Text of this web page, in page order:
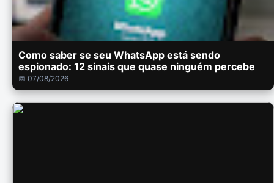
Como saber se seu WhatsApp está sendo
espionado: 12 sinais que quase ninguém percebe
📅 07/08/2026